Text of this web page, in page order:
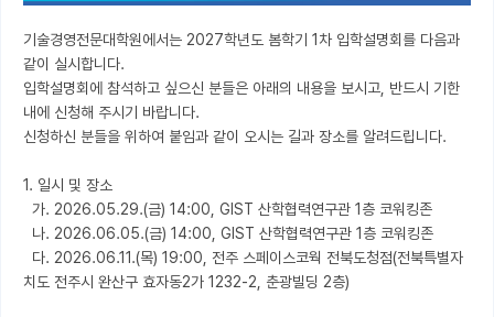
기술경영전문대학원에서는 2027학년도 봄학기 1차 입학설명회를 다음과
같이 실시합니다.
입학설명회에 참석하고 싶으신 분들은 아래의 내용을 보시고, 반드시 기한
내에 신청해 주시기 바랍니다.
신청하신 분들을 위하여 붙임과 같이 오시는 길과 장소를 알려드립니다.
1. 일시 및 장소
치도 전주시 완산구 효자동2가 1232-2, 춘광빌딩 2층)